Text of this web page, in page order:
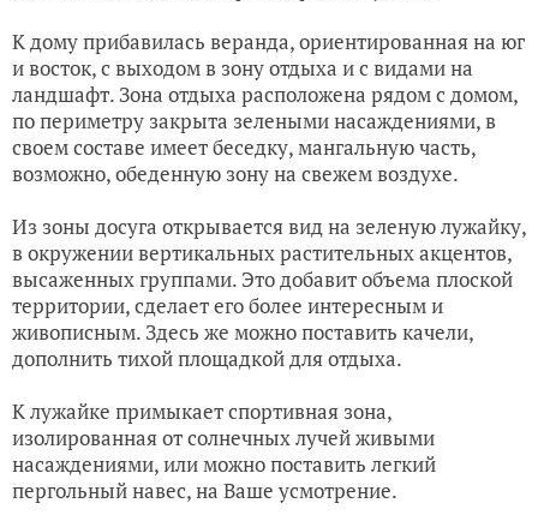
К дому прибавилась веранда, ориентированная на юг
и восток, с выходом в зону отдыха и с видами на
ландшафт. Зона отдыха расположена рядом с домом,
по периметру закрыта зелеными насаждениями, в
своем составе имеет беседку, мангальную часть,
возможно, обеденную зону на свежем воздухе.
Из зоны досуга открывается вид на зеленую лужайку,
в окружении вертикальных растительных акцентов,
высаженных группами. Это добавит объема плоской
территории, сделает его более интересным и
живописным. Здесь же можно поставить качели,
дополнить тихой площадкой для отдыха.
К лужайке примыкает спортивная зона,
изолированная от солнечных лучей живыми
насаждениями, или можно поставить легкий
пергольный навес, на Ваше усмотрение.